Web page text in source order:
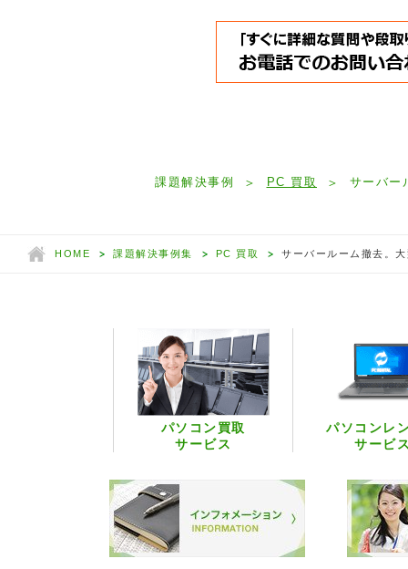
課題解決事例 PC 買取 サーバー
HOME 課題解決事例集 PC 買取 サーバールーム撤去。
パソコン買取
サービス
パソコンレ
サービ